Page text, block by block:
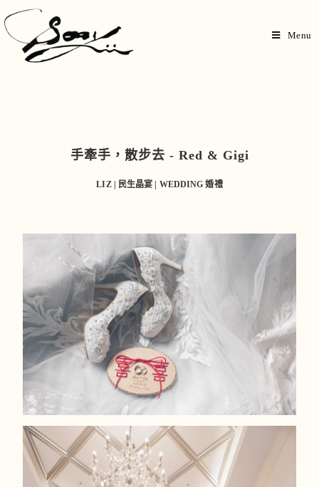
Menu
手牽手，散步去 - Red & Gigi
LIZ | 民生晶宴 | WEDDING 婚禮